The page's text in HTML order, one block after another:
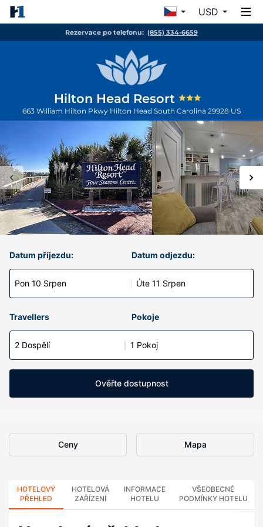
USD
Rezervace po telefonu: (855) 334-6659
Hilton Head Resort
663 William Hilton Pkwy Hilton Head South Carolina 29928 US
Datum příjezdu:
Pon 10 Srpen
Datum odjezdu:
Úte 11 Srpen
Travellers Pokoje
2 Dospělí 1 Pokoj
Ověřte dostupnost
Ceny Mapa
HOTELOVÝ
PŘEHLED
HOTELOVÁ
ZAŘÍZENÍ
INFORMACE
HOTELU
VŠEOBECNÉ
PODMÍNKY HOTELU